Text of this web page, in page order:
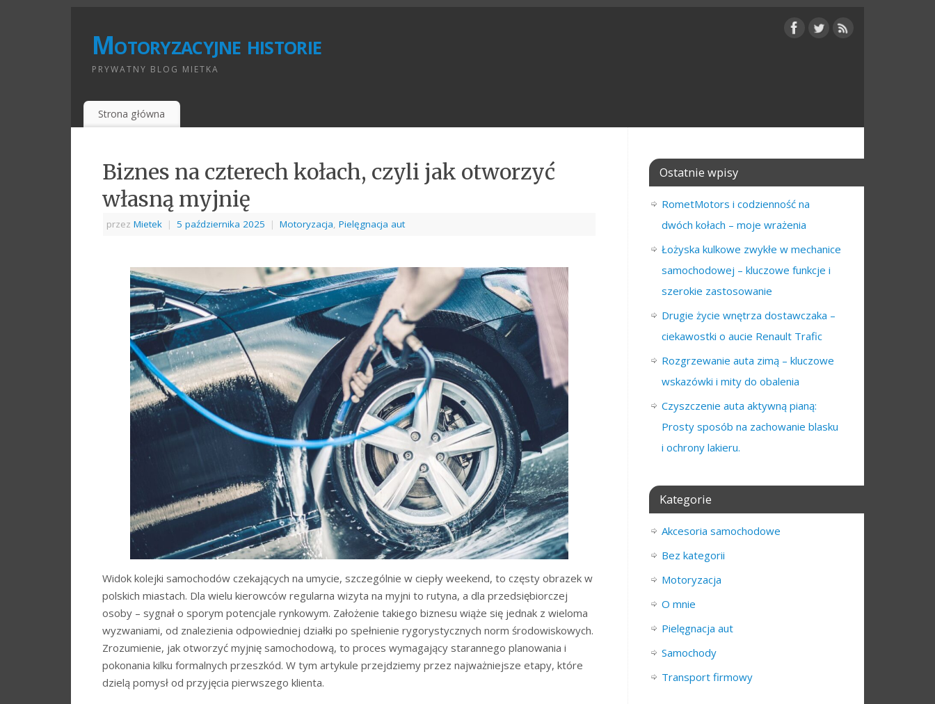
Motoryzacyjne historie
PRYWATNY BLOG MIETKA
Strona główna
Biznes na czterech kołach, czyli jak otworzyć
własną myjnię
przez Mietek | 5 października 2025 | Motoryzacja, Pielęgnacja aut
Widok kolejki samochodów czekających na umycie, szczególnie w ciepły weekend, to częsty obrazek w
polskich miastach. Dla wielu kierowców regularna wizyta na myjni to rutyna, a dla przedsiębiorczej
osoby – sygnał o sporym potencjale rynkowym. Założenie takiego biznesu wiąże się jednak z wieloma
wyzwaniami, od znalezienia odpowiedniej działki po spełnienie rygorystycznych norm środowiskowych.
Zrozumienie, jak otworzyć myjnię samochodową, to proces wymagający starannego planowania i
pokonania kilku formalnych przeszkód. W tym artykule przejdziemy przez najważniejsze etapy, które
dzielą pomysł od przyjęcia pierwszego klienta.
Ostatnie wpisy
RometMotors i codzienność na
dwóch kołach – moje wrażenia
Łożyska kulkowe zwykłe w mechanice
samochodowej – kluczowe funkcje i
szerokie zastosowanie
Drugie życie wnętrza dostawczaka –
ciekawostki o aucie Renault Trafic
Rozgrzewanie auta zimą – kluczowe
wskazówki i mity do obalenia
Czyszczenie auta aktywną pianą:
Prosty sposób na zachowanie blasku
i ochrony lakieru.
Kategorie
Akcesoria samochodowe
Bez kategorii
Motoryzacja
O mnie
Pielęgnacja aut
Samochody
Transport firmowy